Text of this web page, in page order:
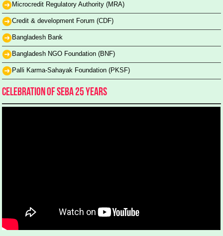
Microcredit Regulatory Authority (MRA)
Credit & development Forum (CDF)
Bangladesh Bank
Bangladesh NGO Foundation (BNF)
Palli Karma-Sahayak Foundation (PKSF)
Celebration of SEBA 25 Years